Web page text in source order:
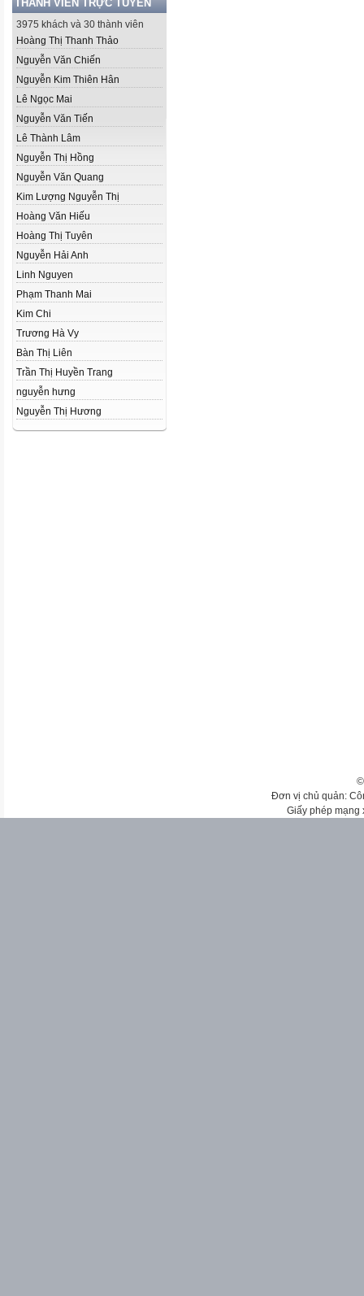
THÀNH VIÊN TRỰC TUYẾN
3975 khách và 30 thành viên
Hoàng Thị Thanh Thảo
Nguyễn Văn Chiến
Nguyễn Kim Thiên Hân
Lê Ngọc Mai
Nguyễn Văn Tiến
Lê Thành Lâm
Nguyễn Thị Hồng
Nguyễn Văn Quang
Kim Lượng Nguyễn Thị
Hoàng Văn Hiếu
Hoàng Thị Tuyên
Nguyễn Hải Anh
Linh Nguyen
Phạm Thanh Mai
Kim Chi
Trương Hà Vy
Bàn Thị Liên
Trần Thị Huyền Trang
nguyễn hưng
Nguyễn Thị Hương
Đơn vị chủ quản:
Giấy phép mạng